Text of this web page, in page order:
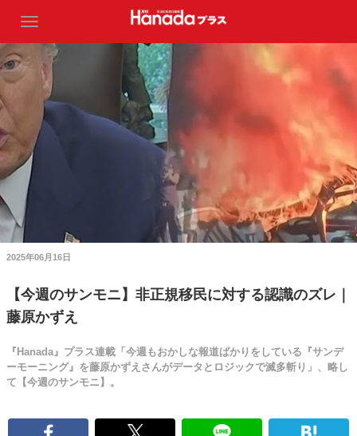
2025年06月16日
【今週のサンモニ】非正規移民に対する認識のズレ｜
藤原かずえ
『Hanada』プラス連載「今週もおかしな報道ばかりをしている『サンデ
ーモーニング』を藤原かずえさんがデータとロジックで滅多斬り」、略し
て【今週のサンモニ】。